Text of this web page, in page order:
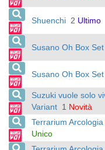
Shuenchi 2 Ultimo
Susano Oh Box Set
Susano Oh Box Set
Suzuki vuole solo
Variant 1 Novità
Terrarium
Unico